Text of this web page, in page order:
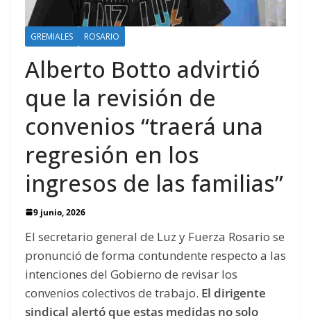
GREMIALES ROSARIO
Alberto Botto advirtió
que la revisión de
convenios “traerá una
regresión en los
ingresos de las familias”
9 junio, 2026
El secretario general de Luz y Fuerza Rosario se
pronunció de forma contundente respecto a las
intenciones del Gobierno de revisar los
convenios colectivos de trabajo. El dirigente
sindical alertó que estas medidas no solo